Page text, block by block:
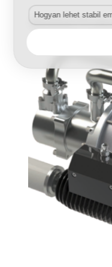
Related
Hogyan lehet stabil